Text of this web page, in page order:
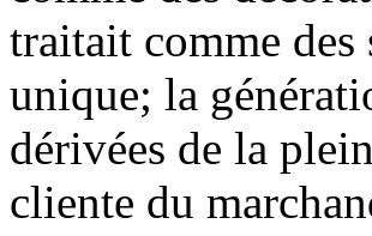
traitait comme des
unique; la
dérivées de la
cliente du